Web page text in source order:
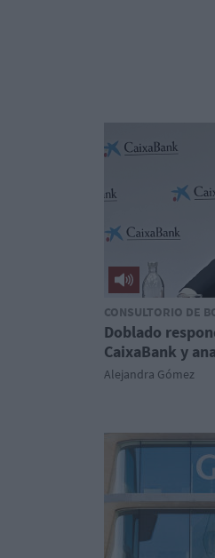
CONSULTORIO DE
Doblado
CaixaBank y
Alejandra Gómez